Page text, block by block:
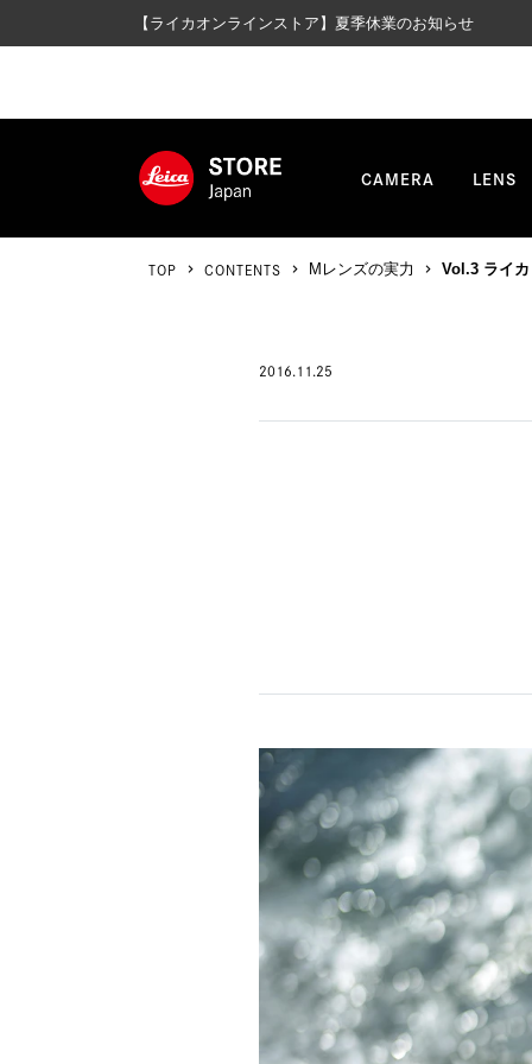
【ライカオンラインストア】夏季休業のお知らせ
CAMERA LENS
TOP CONTENTS Mレンズの実力 Vol.3 ライ
2016.11.25